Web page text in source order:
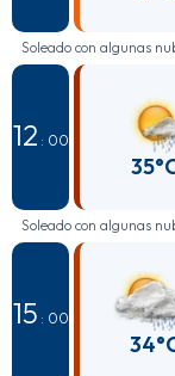
Soleado con algunas
12 : 00
Soleado con algunas
15 : 00